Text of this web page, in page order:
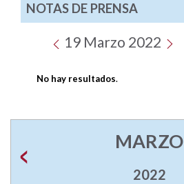
NOTAS DE PRENSA
19 Marzo 2022
No hay resultados.
MARZO
2022